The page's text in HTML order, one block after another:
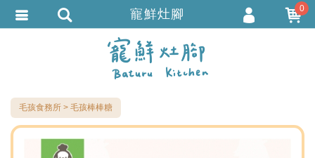
毛孩食務所 毛孩棒棒糖
寵鮮灶腳 0
會員登入
會員註冊
繁體中文